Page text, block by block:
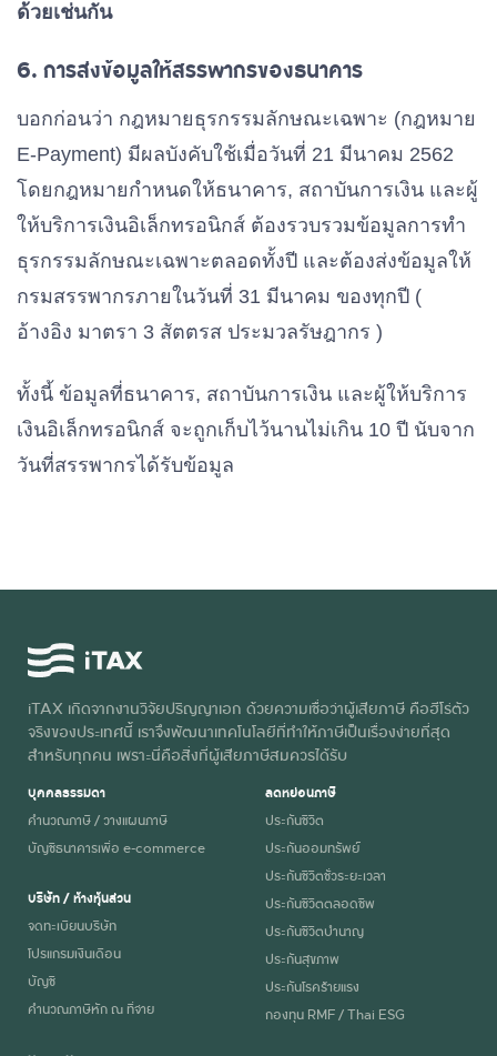
ด้วยเช่นกัน
6. การส่งข้อมูลให้สรรพากรของธนาคาร
บอกก่อนว่า กฎหมายธุรกรรมลักษณะเฉพาะ (กฎหมาย
E-Payment) มีผลบังคับใช้เมื่อวันที่ 21 มีนาคม 2562
โดยกฎหมายกำหนดให้ธนาคาร, สถาบันการเงิน และผู้
ให้บริการเงินอิเล็กทรอนิกส์ ต้องรวบรวมข้อมูลการทำ
ธุรกรรมลักษณะเฉพาะตลอดทั้งปี และต้องส่งข้อมูลให้
กรมสรรพากรภายในวันที่ 31 มีนาคม ของทุกปี (
อ้างอิง มาตรา 3 สัตตรส ประมวลรัษฎากร )
ทั้งนี้ ข้อมูลที่ธนาคาร, สถาบันการเงิน และผู้ให้บริการ
เงินอิเล็กทรอนิกส์ จะถูกเก็บไว้นานไม่เกิน 10 ปี นับจาก
วันที่สรรพากรได้รับข้อมูล
iTAX เกิดจากงานวิจัยปริญญาเอก ด้วยความเชื่อว่าผู้เสียภาษี คือฮีโร่ตัว
จริงของประเทศนี้ เราจึงพัฒนาเทคโนโลยีที่ทำให้ภาษีเป็นเรื่องง่ายที่สุด
สำหรับทุกคน เพราะนี่คือสิ่งที่ผู้เสียภาษีสมควรได้รับ
บุคคลธรรมดา
คำนวณภาษี / วางแผนภาษี
บัญชีธนาคารเพื่อ e-commerce
บริษัท / ห้างหุ้นส่วน
จดทะเบียนบริษัท
โปรแกรมเงินเดือน
บัญชี
คำนวณภาษีหัก ณ ที่จ่าย
ลดหย่อนภาษี
ประกันชีวิต
ประกันออมทรัพย์
ประกันชีวิตชั่วระยะเวลา
ประกันชีวิตตลอดชีพ
ประกันชีวิตบำนาญ
ประกันสุขภาพ
ประกันโรคร้ายแรง
กองทุน RMF / Thai ESG